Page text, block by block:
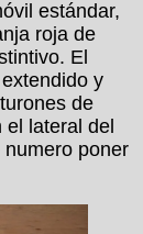
estándar,
roja de
El
y
de
el lateral del
poner